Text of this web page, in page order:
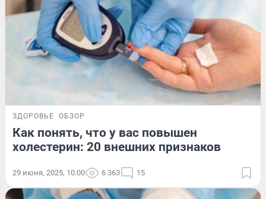
ЗДОРОВЬЕ ОБЗОР
Как понять, что у вас повышен
холестерин: 20 внешних признаков
29 июня, 2025, 10:00 6 363 15